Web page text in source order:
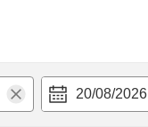
20/08/2026
nghi